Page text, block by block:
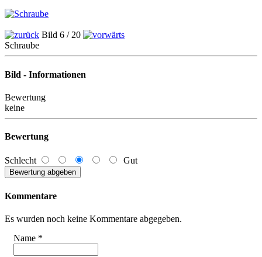
Bild 6 / 20
Schraube
Bild - Informationen
Bewertung
keine
Bewertung
Schlecht Gut
Kommentare
Es wurden noch keine Kommentare abgegeben.
Name *